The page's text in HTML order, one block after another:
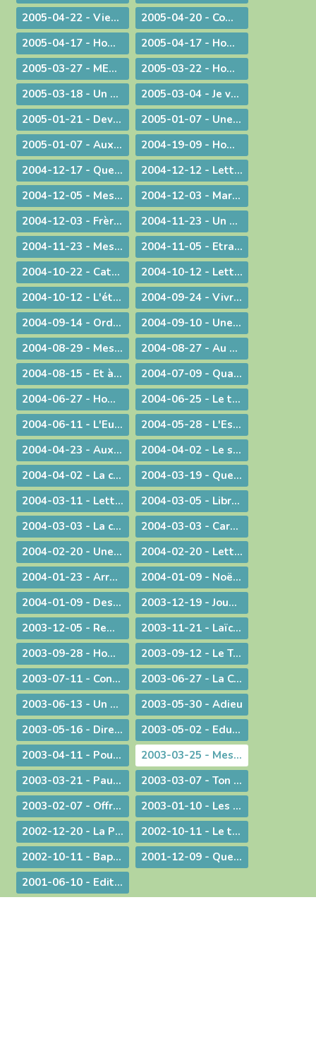
2005-04-22 - Viens Esprit-Saint !
2005-04-20 - Communiqué à l'occasion de l'élection du Pape Benoît XVI
2005-04-17 - Homélie pour la journée des vocations
2005-04-17 - Homélie pour la journée des vocations
2005-03-27 - MESSAGE PASCAL 2005 : Marcher avec nos jambes !
2005-03-22 - Homélie pour la messe chrismale
2005-03-18 - Un degré de plus !
2005-03-04 - Je vais devenir plus pratiquant
2005-01-21 - Devant l'absurde
2005-01-07 - Une conscience planétaire
2005-01-07 - Aux portes du bonheur !
2004-19-09 - Homélie pour la Messe retransmise par la télévision depuis l'abbatiale d'Ambronay
2004-12-17 - Quelle Famille ?
2004-12-12 - Lettre aux prêtres
2004-12-05 - Message lors de la Messe d'au revoir à St-Didier-sur-Chalaronne
2004-12-03 - Marie, le premier tabernacle de l'histoire
2004-12-03 - Frère Gabriel Taborin, à l'école de la Sainte Famille
2004-11-23 - Un peu d'air frais !
2004-11-23 - Message lors du coup d'envoi pour les JMJ !
2004-11-05 - Etranges, surprenantes Béatitudes
2004-10-22 - Catécoeur ! Jésus est mon trésor
2004-10-12 - Lettre aux prêtres
2004-10-12 - L'étrange pouvoir du clown
2004-09-24 - Vivre en Eglise
2004-09-14 - Ordination sacerdotale à la Chartreuse de Portes
2004-09-10 - Une année eucharistique, 2005
2004-08-29 - Message aux catholiques de Bourg et des environs
2004-08-27 - Au seuil de la nouvelle année pastorale
2004-08-15 - Et à l'heure de notre mort
2004-07-09 - Quand Dieu est reconduit à la frontière
2004-06-27 - Homélie pour les ordinations
2004-06-25 - Le temps des changements
2004-06-11 - L'Eucharistie dans le réalisme de sa célébration
2004-05-28 - L'Esprit de Vérité, "que le Père enverra en mon nom"
2004-04-23 - Aux heures d'incertitude : une figure de sainteté sacerdotale
2004-04-02 - Le sérieux de l'existence humaine
2004-04-02 - La charité ne se sous-traite pas
2004-03-19 - Quel avenir pour le monde ?
2004-03-11 - Lettre au Cardinal Rouco Varela, archevêque de Madrid, après les attentats du 11 mars 2004
2004-03-05 - Libre méditation sur le récit des tentations du Christ
2004-03-03 - La conversion est possible
2004-03-03 - Carême : Lettre pastorale & Courrier aux prêtres du diocèse
2004-02-20 - Une visite pas comme les autres !
2004-02-20 - Lettre de l'évêque de Belley-Ars aux prêtres du diocèse
2004-01-23 - Arrêt sur image
2004-01-09 - Noël ! "un" Sauveur ou "LE" Sauveur
2004-01-09 - Des voeux de nouvel an tirés de l'actualité
2003-12-19 - Jouez hautbois, résonnez musettes !
2003-12-05 - Remue-ménage au parlement !
2003-11-21 - Laïcité : confiance et appréhension
2003-09-28 - Homélie de la Messe du 26° dimanche ordinaire radiodiffusée depuis l'Abbaye d'Ambronay
2003-09-12 - Le Trésor de l'Eucharistie
2003-07-11 - Continuez votre oeuvre précieuse et irremplaçable
2003-06-27 - La Constitution européenne : ultime version - Un silence plus éloquent que toutes les paroles
2003-06-13 - Un préambule contesté
2003-05-30 - Adieu
2003-05-16 - Dire merci !
2003-05-02 - Education et vocation
2003-04-11 - Pour une catéchèse pascale
2003-03-25 - Message aux communautés musulmanes et chrétiennes de Bourg-en-Bresse
2003-03-21 - Paul Couturier, apôtre de l'unité
2003-03-07 - Ton Père voit dans le secret !
2003-02-07 - Offrir ses mains et son cœur
2003-01-10 - Les bienfaits du dialogue œcuménique
2002-12-20 - La Prière à Marie : un itinéraire de contemplation, une source pour l'action
2002-10-11 - Le temps de la mission
2002-10-11 - Baptême et mariage - Dans une pastorale d'évangélisation harmoniser nos pratiques pour mieux proposer la foi
2001-12-09 - Questions d'actualité avec Mgr Bagnard
2001-06-10 - Edito : Pour qu'ils aient la vie en abondance !